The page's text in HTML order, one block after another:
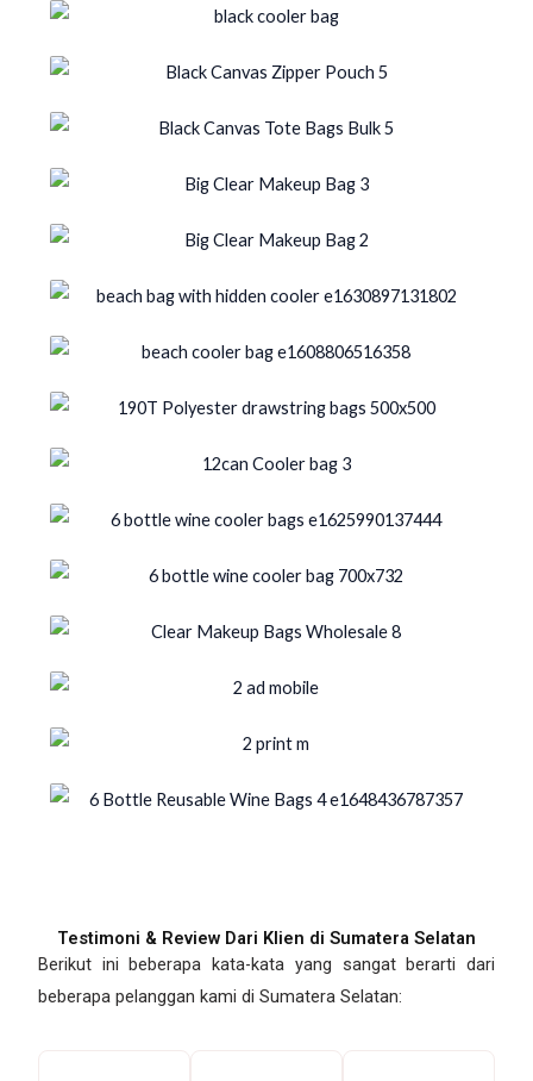
Testimoni & Review Dari Klien di Sumatera Selatan
Berikut ini beberapa kata-kata yang sangat berarti dari
beberapa pelanggan kami di Sumatera Selatan: